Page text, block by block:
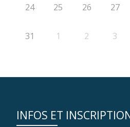
24 25 26 27
31 1 2 3
INFOS ET